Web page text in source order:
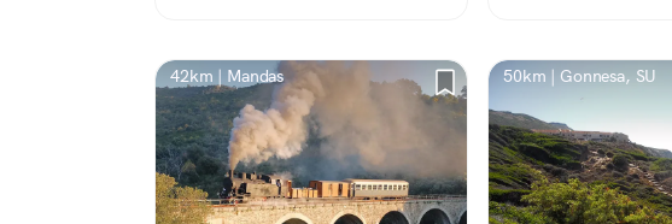
necropoli, ha più di 6000 anni di
età.
42km | Mandas 50km | Gonnesa, SU